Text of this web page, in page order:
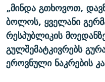
„მინდა გთხოვოთ,
ბოლოს, ყველანი
რესპუბლიკის
გულშემატკივრებს
ეროვნული ნაკრების